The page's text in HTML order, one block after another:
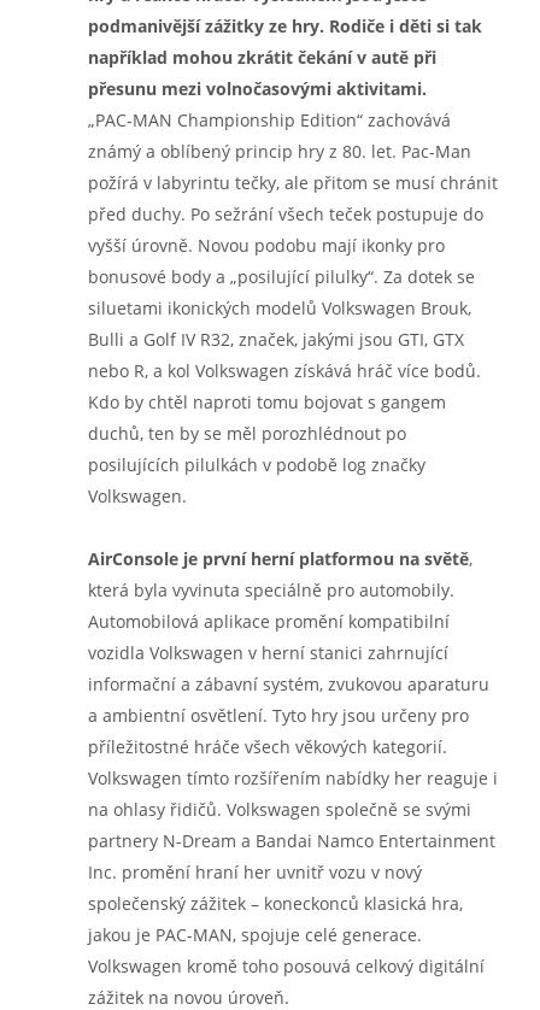
podmanivější zážitky ze hry. Rodiče i děti si tak
například mohou zkrátit čekání v autě při
přesunu mezi volnočasovými aktivitami.
„PAC-MAN Championship Edition“ zachovává
známý a oblíbený princip hry z 80. let. Pac-Man
požírá v labyrintu tečky, ale přitom se musí chránit
před duchy. Po sežrání všech teček postupuje do
vyšší úrovně. Novou podobu mají ikonky pro
bonusové body a „posilující pilulky“. Za dotek se
siluetami ikonických modelů Volkswagen Brouk,
Bulli a Golf IV R32, značek, jakými jsou GTI, GTX
nebo R, a kol Volkswagen získává hráč více bodů.
Kdo by chtěl naproti tomu bojovat s gangem
duchů, ten by se měl porozhlédnout po
posilujících pilulkách v podobě log značky
Volkswagen.
AirConsole je první herní platformou na světě,
která byla vyvinuta speciálně pro automobily.
Automobilová aplikace promění kompatibilní
vozidla Volkswagen v herní stanici zahrnující
informační a zábavní systém, zvukovou aparaturu
a ambientní osvětlení. Tyto hry jsou určeny pro
příležitostné hráče všech věkových kategorií.
Volkswagen tímto rozšířením nabídky her reaguje i
na ohlasy řidičů. Volkswagen společně se svými
partnery N-Dream a Bandai Namco Entertainment
Inc. promění hraní her uvnitř vozu v nový
společenský zážitek – koneckonců klasická hra,
jakou je PAC-MAN, spojuje celé generace.
Volkswagen kromě toho posouvá celkový digitální
zážitek na novou úroveň.